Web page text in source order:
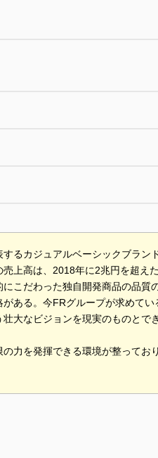
るカジュアルベーシックブランド
上高は、2018年に2兆円を超えた
こだわった独自開発商品の品質
ある。今FRグループが求めて
大なビジョンを現実のものとで
力を発揮できる環境が整ってお